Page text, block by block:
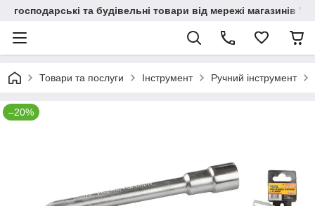
господарські та будівельні товари від мережі магазинів
Товари та послуги Інструмент Ручний інструмент
–20%